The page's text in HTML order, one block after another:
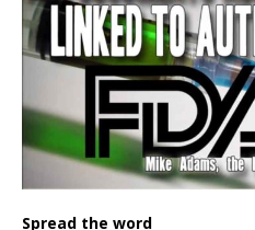
Spread the word